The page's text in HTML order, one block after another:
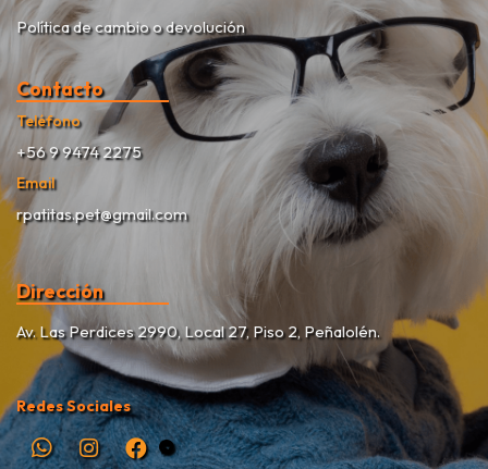
Política de cambio o devolución
Contacto
Teléfono
+56 9 9474 2275
Email
rpatitas.pet@gmail.com
Dirección
Av. Las Perdices 2990, Local 27, Piso 2, Peñalolén.
Redes Sociales